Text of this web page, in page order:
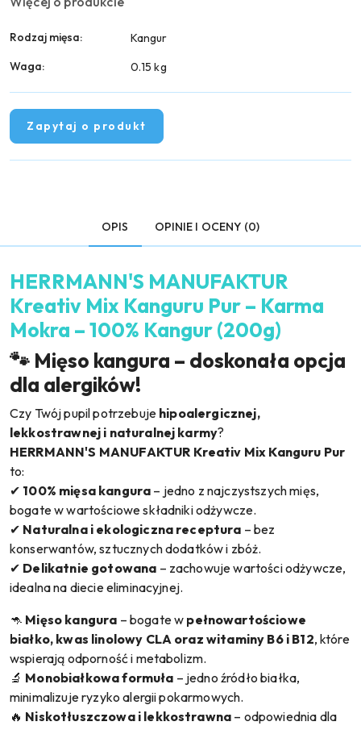
Rodzaj mięsa:
Kangur
Waga:
0.15 kg
Zapytaj o produkt
OPIS OPINIE I OCENY (0)
HERRMANN'S MANUFAKTUR
Kreativ Mix Kanguru Pur – Karma
Mokra – 100% Kangur (200g)
🐾 Mięso kangura – doskonała opcja
dla alergików!
Czy Twój pupil potrzebuje hipoalergicznej,
lekkostrawnej i naturalnej karmy?
HERRMANN'S MANUFAKTUR Kreativ Mix Kanguru Pur
to:
✔ 100% mięsa kangura – jedno z najczystszych mięs,
bogate w wartościowe składniki odżywcze.
✔ Naturalna i ekologiczna receptura – bez
konserwantów, sztucznych dodatków i zbóż.
✔ Delikatnie gotowana – zachowuje wartości odżywcze,
idealna na diecie eliminacyjnej.
🦘 Mięso kangura – bogate w pełnowartościowe
białko, kwas linolowy CLA oraz witaminy B6 i B12, które
wspierają odporność i metabolizm.
🔬 Monobiałkowa formuła – jedno źródło białka,
minimalizuje ryzyko alergii pokarmowych.
🔥 Niskotłuszczowa i lekkostrawna – odpowiednia dla